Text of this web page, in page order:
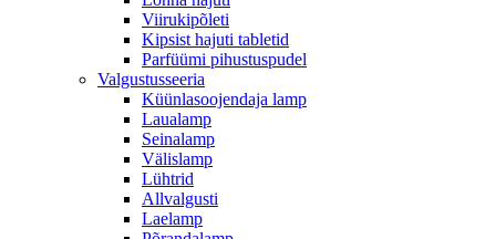
Viirukipõleti
Kipsist hajuti tabletid
Parfüümi pihustuspudel
Valgustusseeria
Küünlasoojendaja lamp
Laualamp
Seinalamp
Välislamp
Lühtrid
Allvalgusti
Laelamp